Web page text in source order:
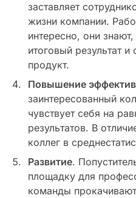
заставляет
жизни компании.
интересно, они
итоговый результат и
продукт.
Повышение
заинтересованный
чувствует себя на
результатов. В
коллег в
Развитие.
площадку для
команды